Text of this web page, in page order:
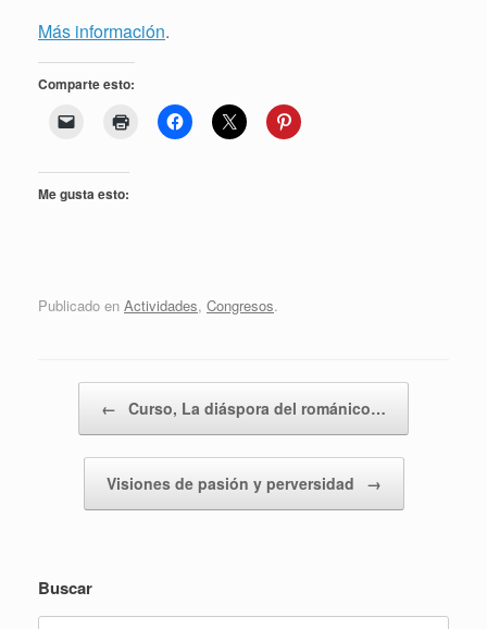
Más información.
Comparte esto:
Me gusta esto:
Publicado en Actividades, Congresos.
← Curso, La diáspora del románico…
Visiones de pasión y perversidad →
Buscar